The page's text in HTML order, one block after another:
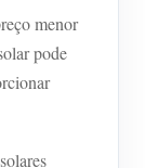
menor
pode